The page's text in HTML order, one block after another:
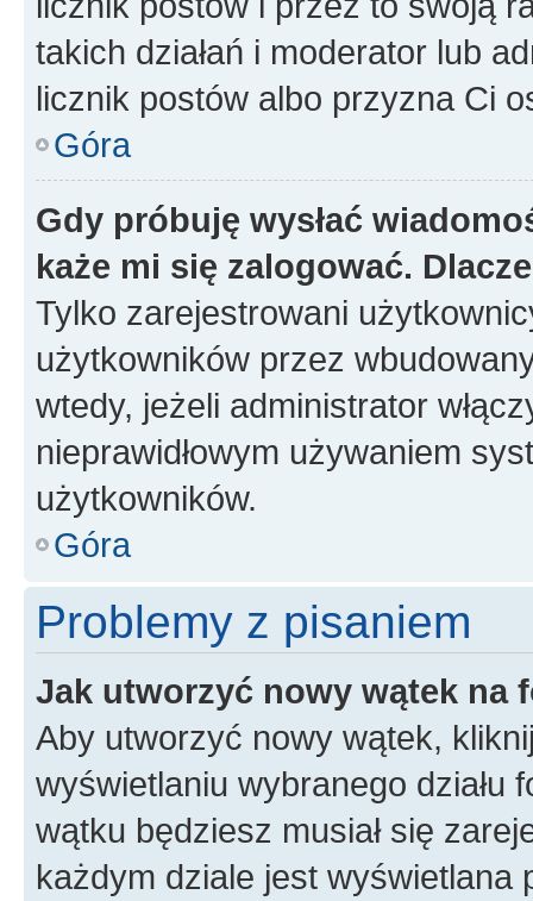
takich działań i moderator lub
licznik postów albo przyzna Ci
Góra
Gdy próbuję wysłać
każe mi się zalogować.
Tylko zarejestrowani
użytkowników przez
wtedy, jeżeli administrator
nieprawidłowym używaniem
użytkowników.
Góra
Problemy z pisaniem
Jak utworzyć nowy wątek na
Aby utworzyć nowy wątek,
wyświetlaniu wybranego działu
wątku będziesz musiał się
każdym dziale jest wyświetlana